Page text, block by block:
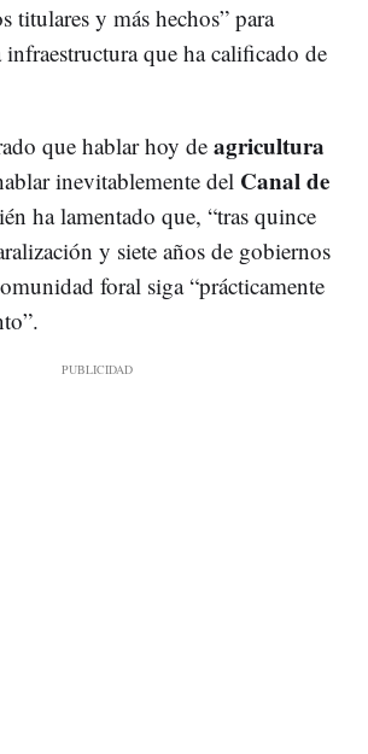
titulares y más hechos” para
que ha calificado de
que hablar hoy de agricultura
inevitablemente del Canal de
ha lamentado que, “tras quince
y siete años de gobiernos
foral siga “prácticamente